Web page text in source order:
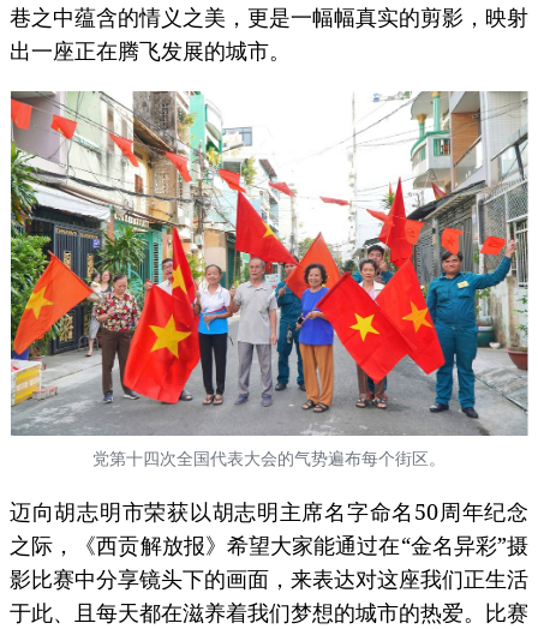
巷之中蕴含的情义之美，更是一幅幅真实的剪影，映射
出一座正在腾飞发展的城市。
党第十四次全国代表大会的气势遍布每个街区。
迈向胡志明市荣获以胡志明主席名字命名50周年纪念
之际，《西贡解放报》希望大家能通过在“金名异彩”摄
影比赛中分享镜头下的画面，来表达对这座我们正生活
于此、且每天都在滋养着我们梦想的城市的热爱。比赛